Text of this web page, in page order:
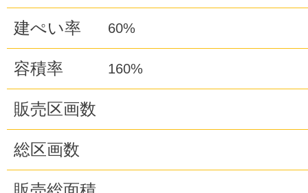
建ぺい率 60%
容積率 160%
販売区画数
総区画数